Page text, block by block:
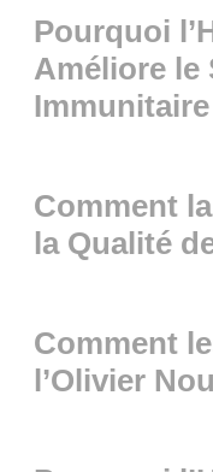
Pourquoi
Améliore le
Immunitaire
Comment
la Qualité
Comment
l’Olivier